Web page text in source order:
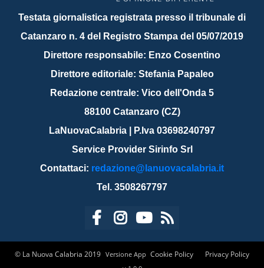
Testata giornalistica registrata presso il tribunale di
Catanzaro n. 4 del Registro Stampa del 05/07/2019
Direttore responsabile: Enzo Cosentino
Direttore editoriale: Stefania Papaleo
Redazione centrale: Vico dell'Onda 5
88100 Catanzaro (CZ)
LaNuovaCalabria | P.Iva 03698240797
Service Provider Sirinfo Srl
Contattaci: redazione@lanuovacalabria.it
Tel. 3508267797
© La Nuova Calabria 2019 Cookie Policy Privacy Policy
Versione App